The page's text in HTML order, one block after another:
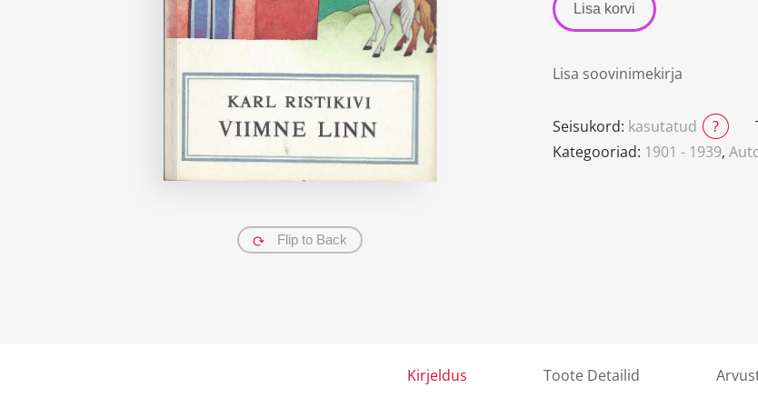
Flip to Back
Lisa korvi
Lisa soovinimekirja
Seisukord: kasutatud ?
Kategooriad: 1901 - 1939,
Kirjeldus Toote Detailid